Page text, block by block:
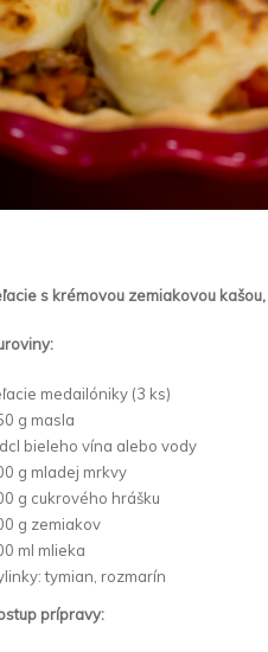
s krémovou zemiakovou
medailóniky (3 ks)
g masla
bieleho vína alebo vody
g mladej mrkvy
g cukrového hrášku
g zemiakov
ml mlieka
tymian, rozmarín
prípravy: